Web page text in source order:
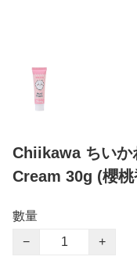
Chiikawa ちいか
Cream 30g (櫻
數量
−
+